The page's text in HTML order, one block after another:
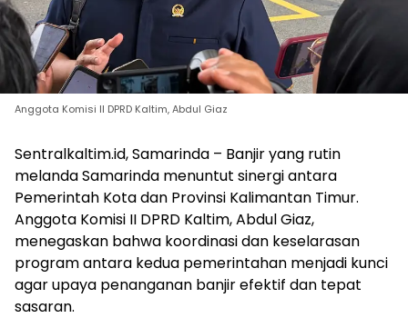
Anggota Komisi II DPRD Kaltim, Abdul Giaz
Sentralkaltim.id, Samarinda – Banjir yang rutin
melanda Samarinda menuntut sinergi antara
Pemerintah Kota dan Provinsi Kalimantan Timur.
Anggota Komisi II DPRD Kaltim, Abdul Giaz,
menegaskan bahwa koordinasi dan keselarasan
program antara kedua pemerintahan menjadi kunci
agar upaya penanganan banjir efektif dan tepat
sasaran.